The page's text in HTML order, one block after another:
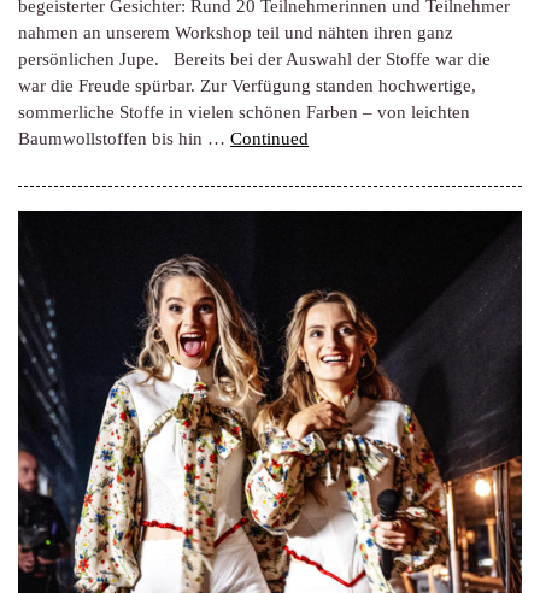
begeisterter Gesichter: Rund 20 Teilnehmerinnen und Teilnehmer
nahmen an unserem Workshop teil und nähten ihren ganz
persönlichen Jupe. Bereits bei der Auswahl der Stoffe war die
war die Freude spürbar. Zur Verfügung standen hochwertige,
sommerliche Stoffe in vielen schönen Farben – von leichten
Baumwollstoffen bis hin … Continued